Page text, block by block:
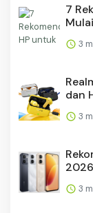
7
3
dan
3
3